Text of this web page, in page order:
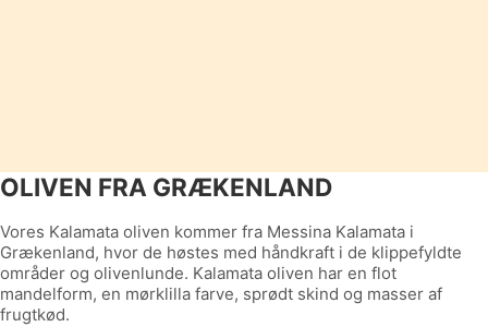
OLIVEN FRA GRÆKENLAND
Vores Kalamata oliven kommer fra Messina Kalamata i
Grækenland, hvor de høstes med håndkraft i de klippefyldte
områder og olivenlunde. Kalamata oliven har en flot
mandelform, en mørklilla farve, sprødt skind og masser af
frugtkød.